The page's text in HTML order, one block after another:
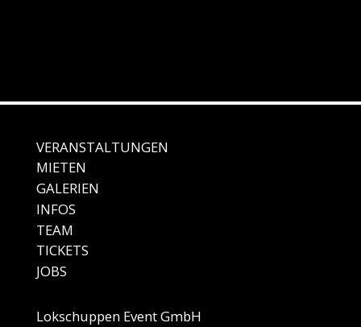
VERANSTALTUNGEN
MIETEN
GALERIEN
INFOS
TEAM
TICKETS
JOBS
Lokschuppen Event GmbH